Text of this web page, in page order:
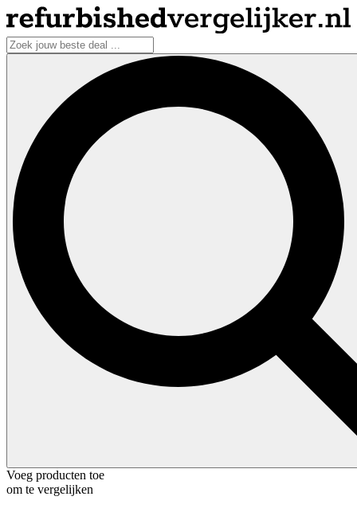
Voeg producten toe
om te vergelijken